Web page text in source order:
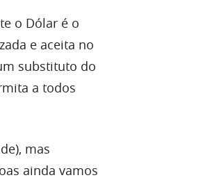
o Dólar é o
e aceita no
substituto do
a todos
mas
ainda vamos